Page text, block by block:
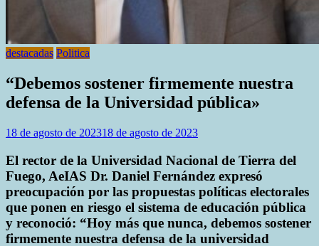
destacadas Politica
“Debemos sostener firmemente nuestra
defensa de la Universidad pública»
18 de agosto de 202318 de agosto de 2023
El rector de la Universidad Nacional de Tierra del
Fuego, AeIAS Dr. Daniel Fernández expresó
preocupación por las propuestas políticas electorales
que ponen en riesgo el sistema de educación pública
y reconoció: “Hoy más que nunca, debemos sostener
firmemente nuestra defensa de la universidad